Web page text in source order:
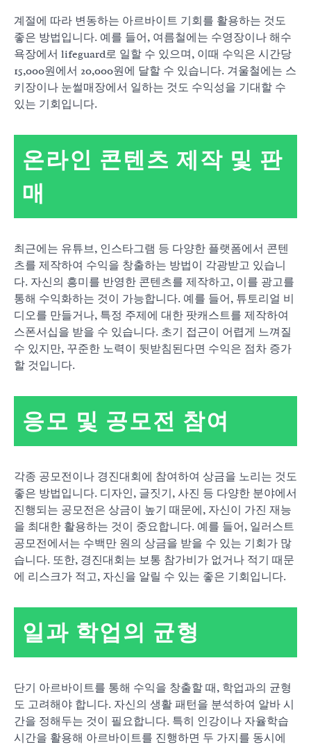
계절에 따라 변동하는 아르바이트 기회를 활용하는 것도
좋은 방법입니다. 예를 들어, 여름철에는 수영장이나 해수
욕장에서 lifeguard로 일할 수 있으며, 이때 수익은 시간당
15,000원에서 20,000원에 달할 수 있습니다. 겨울철에는 스
키장이나 눈썰매장에서 일하는 것도 수익성을 기대할 수
있는 기회입니다.
온라인 콘텐츠 제작 및 판
매
최근에는 유튜브, 인스타그램 등 다양한 플랫폼에서 콘텐
츠를 제작하여 수익을 창출하는 방법이 각광받고 있습니
다. 자신의 흥미를 반영한 콘텐츠를 제작하고, 이를 광고를
통해 수익화하는 것이 가능합니다. 예를 들어, 튜토리얼 비
디오를 만들거나, 특정 주제에 대한 팟캐스트를 제작하여
스폰서십을 받을 수 있습니다. 초기 접근이 어렵게 느껴질
수 있지만, 꾸준한 노력이 뒷받침된다면 수익은 점차 증가
할 것입니다.
응모 및 공모전 참여
각종 공모전이나 경진대회에 참여하여 상금을 노리는 것도
좋은 방법입니다. 디자인, 글짓기, 사진 등 다양한 분야에서
진행되는 공모전은 상금이 높기 때문에, 자신이 가진 재능
을 최대한 활용하는 것이 중요합니다. 예를 들어, 일러스트
공모전에서는 수백만 원의 상금을 받을 수 있는 기회가 많
습니다. 또한, 경진대회는 보통 참가비가 없거나 적기 때문
에 리스크가 적고, 자신을 알릴 수 있는 좋은 기회입니다.
일과 학업의 균형
단기 아르바이트를 통해 수익을 창출할 때, 학업과의 균형
도 고려해야 합니다. 자신의 생활 패턴을 분석하여 알바 시
간을 정해두는 것이 필요합니다. 특히 인강이나 자율학습
시간을 활용해 아르바이트를 진행하면 두 가지를 동시에